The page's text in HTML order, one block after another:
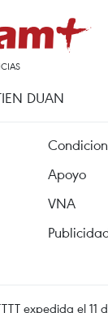
DUAN
Apoyo
VNA
expedida el 11